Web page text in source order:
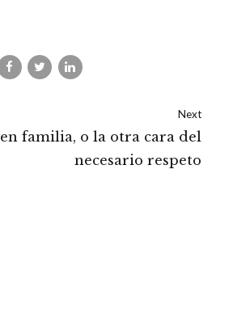
Next
familia, o la otra cara del
necesario respeto